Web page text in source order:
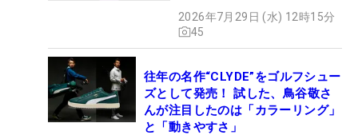
2026年7月29日 (水) 12時15分
45
往年の名作“CLYDE”をゴルフシュー
ズとして発売！ 試した、鳥谷敬さ
んが注目したのは「カラーリング」
と「動きやすさ」